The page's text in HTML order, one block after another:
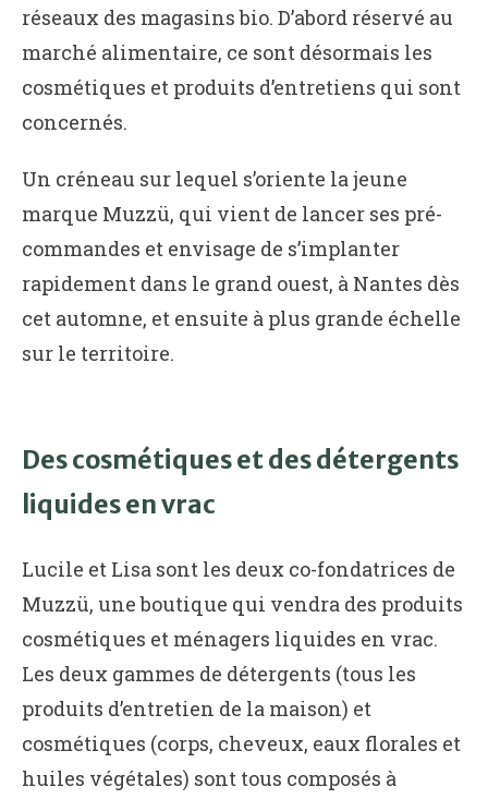
réseaux des magasins bio. D’abord réservé au
marché alimentaire, ce sont désormais les
cosmétiques et produits d’entretiens qui sont
concernés.
Un créneau sur lequel s’oriente la jeune
marque Muzzü, qui vient de lancer ses pré-
commandes et envisage de s’implanter
rapidement dans le grand ouest, à Nantes dès
cet automne, et ensuite à plus grande échelle
sur le territoire.
Des cosmétiques et des détergents
liquides en vrac
Lucile et Lisa sont les deux co-fondatrices de
Muzzü, une boutique qui vendra des produits
cosmétiques et ménagers liquides en vrac.
Les deux gammes de détergents (tous les
produits d’entretien de la maison) et
cosmétiques (corps, cheveux, eaux florales et
huiles végétales) sont tous composés à